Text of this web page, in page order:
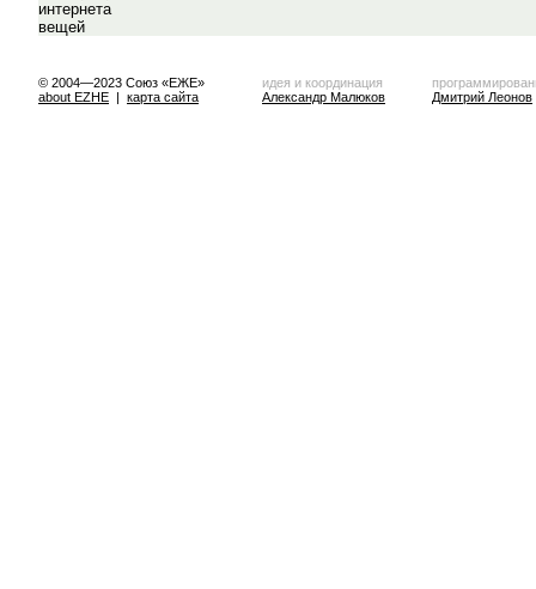
© 2004—2023 Союз «ЕЖЕ»
about EZHE | карта сайта
идея и координация
Александр Малюков
Дмитрий Леонов